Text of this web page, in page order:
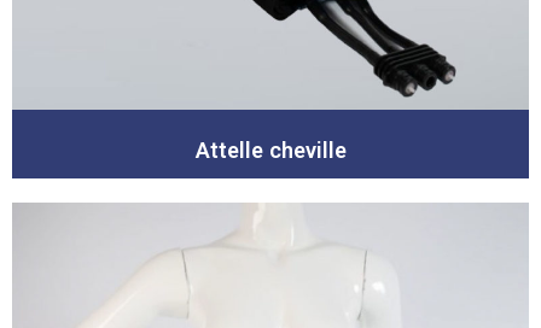
Attelle cheville